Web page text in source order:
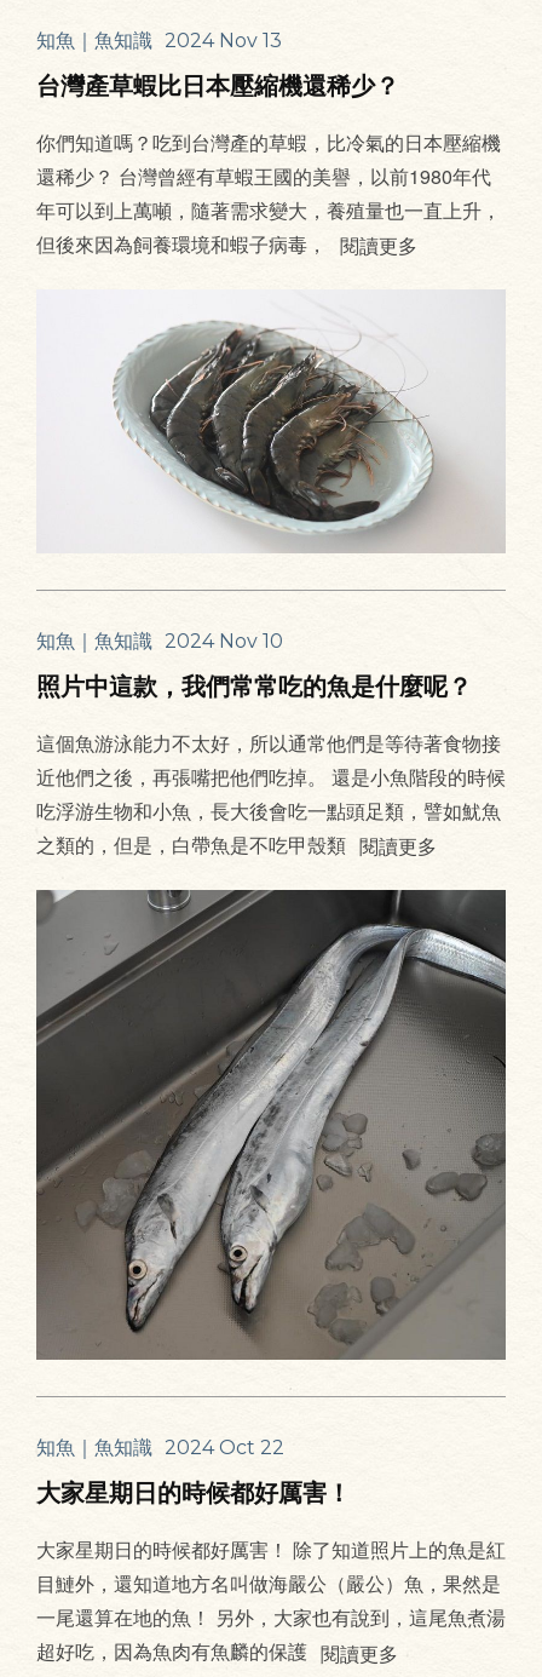
知魚｜魚知識 2024 Nov 13
台灣產草蝦比日本壓縮機還稀少？
你們知道嗎？吃到台灣產的草蝦，比冷氣的日本壓縮機
還稀少？ 台灣曾經有草蝦王國的美譽，以前1980年代
年可以到上萬噸，隨著需求變大，養殖量也一直上升，
但後來因為飼養環境和蝦子病毒，
閱讀更多
知魚｜魚知識 2024 Nov 10
照片中這款，我們常常吃的魚是什麼呢？
這個魚游泳能力不太好，所以通常他們是等待著食物接
近他們之後，再張嘴把他們吃掉。 還是小魚階段的時候
吃浮游生物和小魚，長大後會吃一點頭足類，譬如魷魚
之類的，但是，白帶魚是不吃甲殼類 閱讀更多
知魚｜魚知識 2024 Oct 22
大家星期日的時候都好厲害！
大家星期日的時候都好厲害！ 除了知道照片上的魚是紅
目鰱外，還知道地方名叫做海嚴公（嚴公）魚，果然是
一尾還算在地的魚！ 另外，大家也有說到，這尾魚煮湯
超好吃，因為魚肉有魚麟的保護 閱讀更多